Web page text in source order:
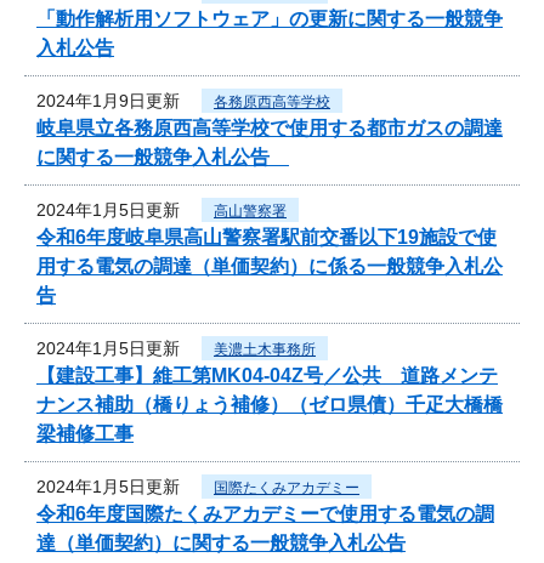
「動作解析用ソフトウェア」の更新に関する一般競争
入札公告
2024年1月9日更新 各務原西高等学校
岐阜県立各務原西高等学校で使用する都市ガスの調達
に関する一般競争入札公告
2024年1月5日更新 高山警察署
令和6年度岐阜県高山警察署駅前交番以下19施設で使
用する電気の調達（単価契約）に係る一般競争入札公
告
2024年1月5日更新 美濃土木事務所
【建設工事】維工第MK04-04Z号／公共 道路メンテ
ナンス補助（橋りょう補修）（ゼロ県債）千疋大橋橋
梁補修工事
2024年1月5日更新 国際たくみアカデミー
令和6年度国際たくみアカデミーで使用する電気の調
達（単価契約）に関する一般競争入札公告